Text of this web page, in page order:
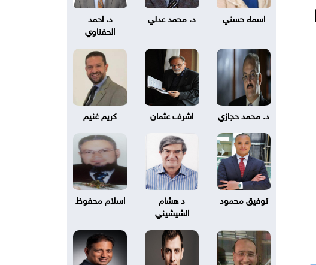
اسماء حسني د. محمد عدلي
د. احمد
الحفناوي
د. محمد حجازي اشرف عثمان كريم غنيم
توفيق محمود
د هشام
الشيشيني
اسلام محفوظ